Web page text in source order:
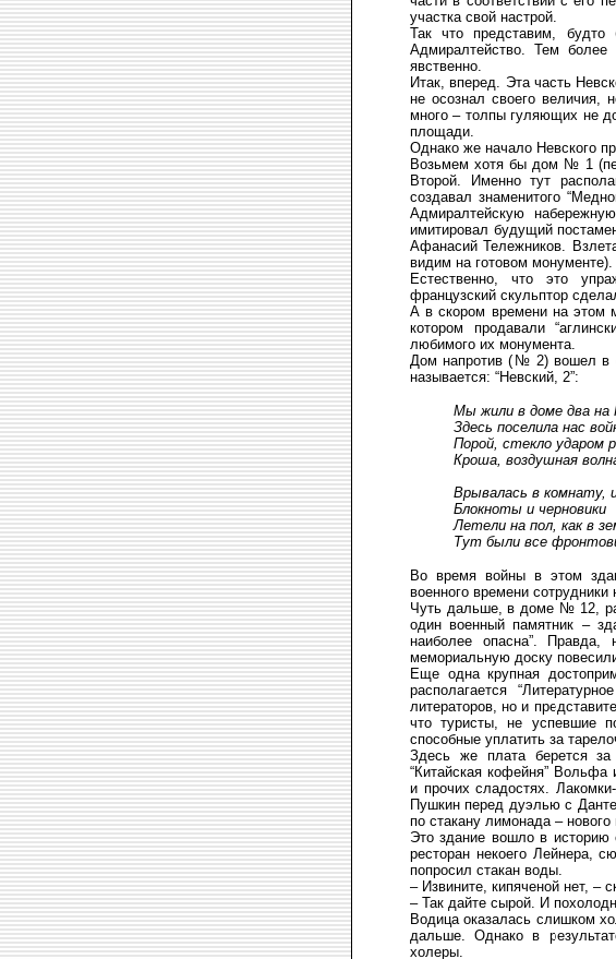
участка свой настрой.
Так что представим,
Адмиралтейство. Тем
явственно.
Итак, вперед. Эта часть
не осознал своего
много – толпы гуляющих не
площади.
Однако же начало Невского
Возьмем хотя бы дом № 1
Второй. Именно тут
создавал знаменитого
Адмиралтейскую
имитировал будущий
Афанасий Тележников.
видим на готовом монументе).
Естественно, что это
французский скульптор
А в скором времени на этом
котором продавали
любимого их монумента.
Дом напротив (№ 2) вошел в
называется: “Невский, 2”:
Мы жили в доме два на
Здесь поселила нас
Порой, стекло ударом
Кроша, воздушная
Врывалась в комнату,
Блокноты и черновики
Летели на пол, как в
Тут были все
Во время войны в этом
военного времени
Чуть дальше, в доме № 12,
один военный памятник –
наиболее опасна”.
мемориальную доску
Еще одна крупная
располагается
литераторов, но и
что туристы, не успевшие
способные уплатить за
Здесь же плата берется за
“Китайская кофейня”
и прочих сладостях.
Пушкин перед дуэлью с
по стакану лимонада –
Это здание вошло в
ресторан некоего Лейнера,
попросил стакан воды.
– Извините, кипяченой нет, –
– Так дайте сырой. И
Водица оказалась слишком
дальше. Однако в
холеры.